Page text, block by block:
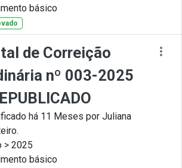
básico
de Correição
nº 003-2025
há 11 Meses por Juliana
> 2025
básico